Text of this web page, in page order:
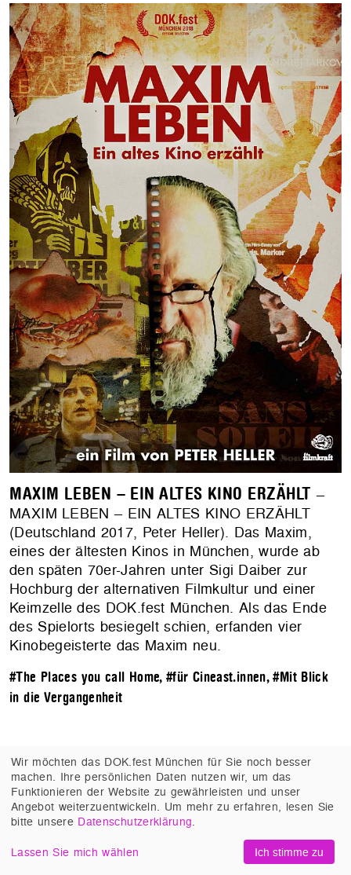
MAXIM LEBEN – EIN ALTES KINO ERZÄHLT –
MAXIM LEBEN – EIN ALTES KINO ERZÄHLT
(Deutschland 2017, Peter Heller). Das Maxim,
eines der ältesten Kinos in München, wurde ab
den späten 70er-Jahren unter Sigi Daiber zur
Hochburg der alternativen Filmkultur und einer
Keimzelle des DOK.fest München. Als das Ende
des Spielorts besiegelt schien, erfanden vier
Kinobegeisterte das Maxim neu.
#The Places you call Home, #für Cineast.innen,#Mit Blick
in die Vergangenheit
Unsere Technikpartner:
Wir möchten das DOK.fest München für Sie noch besser
machen. Ihre persönlichen Daten nutzen wir, um das
Funktionieren der Website zu gewährleisten und unser
Angebot weiterzuentwickeln. Um mehr zu erfahren, lesen Sie
bitte unsere Datenschutzerklärung.
Lassen Sie mich wählen Ich stimme zu